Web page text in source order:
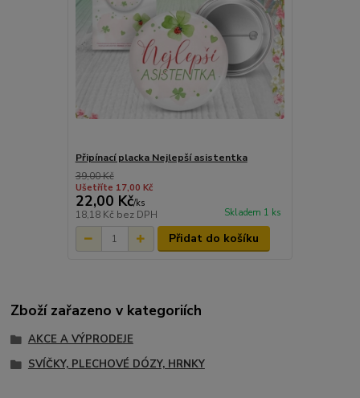
Připínací placka Nejlepší asistentka
39,00 Kč
Ušetříte 17,00 Kč
22,00 Kč/ks
18,18 Kč bez DPH Skladem 1 ks
Přidat do košíku
Zboží zařazeno v kategoriích
AKCE A VÝPRODEJE
SVÍČKY, PLECHOVÉ DÓZY, HRNKY